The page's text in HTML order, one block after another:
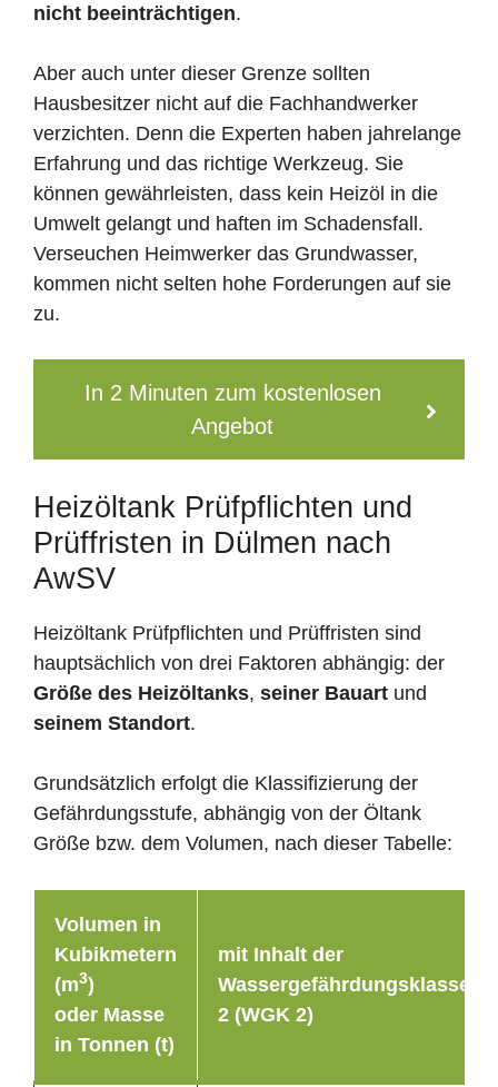
nicht beeinträchtigen.
Aber auch unter dieser Grenze sollten
Hausbesitzer nicht auf die Fachhandwerker
verzichten. Denn die Experten haben jahrelange
Erfahrung und das richtige Werkzeug. Sie
können gewährleisten, dass kein Heizöl in die
Umwelt gelangt und haften im Schadensfall.
Verseuchen Heimwerker das Grundwasser,
kommen nicht selten hohe Forderungen auf sie
zu.
In 2 Minuten zum kostenlosen
Angebot
Heizöltank Prüfpflichten und
Prüffristen in Dülmen nach
AwSV
Heizöltank Prüfpflichten und Prüffristen sind
hauptsächlich von drei Faktoren abhängig: der
Größe des Heizöltanks, seiner Bauart und
seinem Standort.
Grundsätzlich erfolgt die Klassifizierung der
Gefährdungsstufe, abhängig von der Öltank
Größe bzw. dem Volumen, nach dieser Tabelle:
Volumen in
Kubikmetern
(m3)
oder Masse
in Tonnen (t)
mit Inhalt der
Wassergefährdungsklasse
2 (WGK 2)